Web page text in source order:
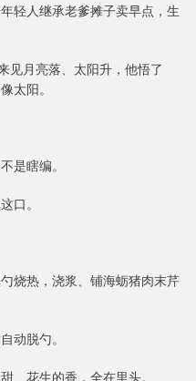
轻人继承老爹摊子卖早点，生
见月亮落、太阳升，他悟了
太阳。
是瞎编。
口。
烧热，浇浆、铺海蛎猪肉末芹
动脱勺。
、花生的香，全在里头。